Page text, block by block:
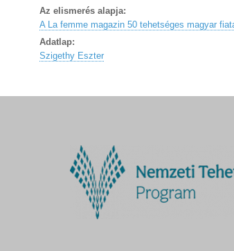
Az elismerés alapja:
A La femme magazin 50 tehetséges magyar
Adatlap:
Szigethy Eszter